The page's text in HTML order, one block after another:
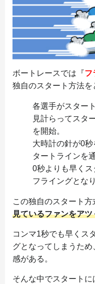
ボートレースでは『フ
独自のスタート方法を
各選手がスター
見計らってスタ
を開始。
大時計の針が0
タートラインを
0秒よりも早く
フライングとな
この独自のスタート方
見ているファンをアツ
コンマ1秒でも早くス
グとなってしまうた
感がある。
そんな中でスタート